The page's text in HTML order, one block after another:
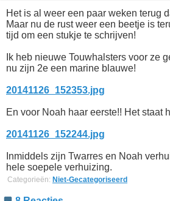
Het is al weer een paar weken terug
Maar nu de rust weer een beetje is
tijd om een stukje te schrijven!
Ik heb nieuwe Touwhalsters voor ze
nu zijn 2e een marine blauwe!
20141126_152353.jpg
En voor Noah haar eerste!! Het staat
20141126_152244.jpg
Inmiddels zijn Twarres en Noah
hele soepele verhuizing.
Categorieën: Niet-Gecategoriseerd